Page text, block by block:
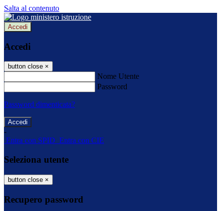
Salta al contenuto
Accedi
Accedi
button close ×
Nome Utente
Password
Password dimenticata?
-
Entra con SPID Entra con CIE
Seleziona utente
button close ×
Recupero password